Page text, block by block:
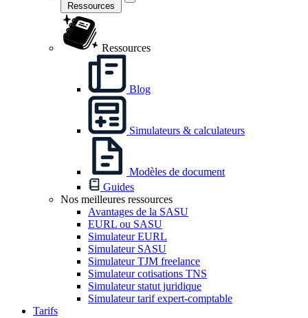
Ressources
Ressources
Blog
Simulateurs & calculateurs
Modèles de document
Guides
Nos meilleures ressources
Avantages de la SASU
EURL ou SASU
Simulateur EURL
Simulateur SASU
Simulateur TJM freelance
Simulateur cotisations TNS
Simulateur statut juridique
Simulateur tarif expert-comptable
Tarifs